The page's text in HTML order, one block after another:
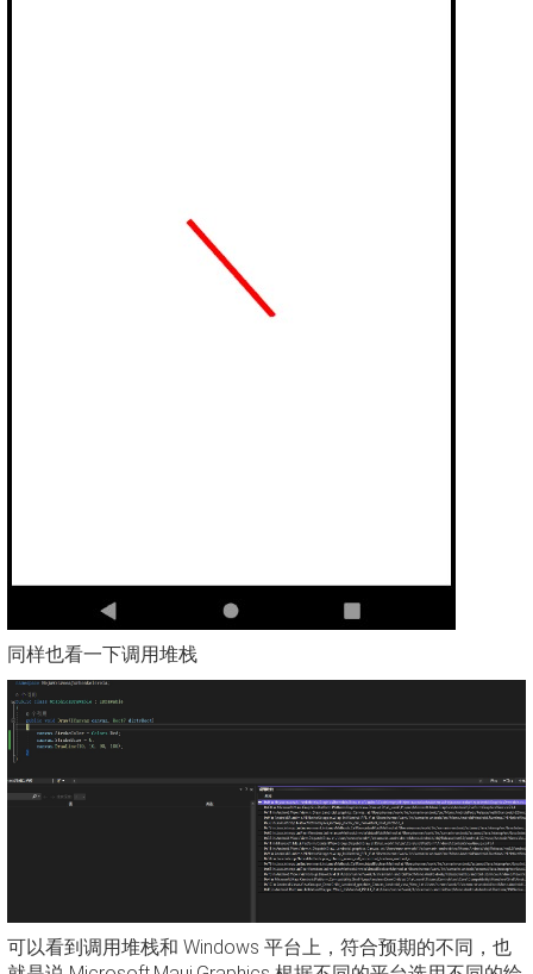
同样也看一下调用堆栈
可以看到调用堆栈和 Windows 平台上，符合预期的不同，也